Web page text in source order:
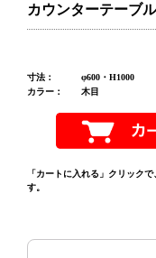
カウンターテーブ
寸法：
φ600・H1000
カラー：
木目
「カートに入れる」クリック
す。